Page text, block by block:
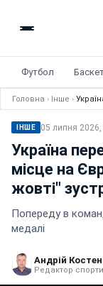
Футбол
Головна › Інше ›
ІНШЕ 05 липня
Україна
місце на
жовті"
Попереду в
медалі
Андрій
Редактор